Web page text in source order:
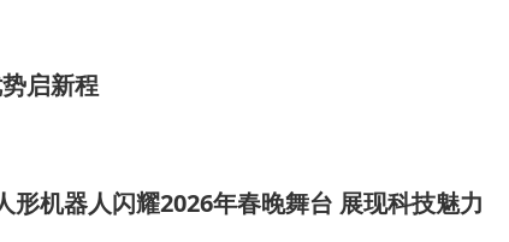
启新程
形机器人闪耀2026年春晚舞台 展现科技魅力